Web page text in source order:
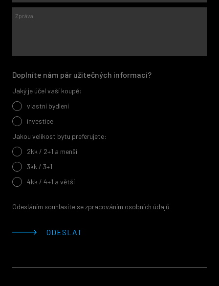
Doplníte nám pár užitečných informací?
Jaký je účel vaší koupě:
vlastní bydlení
investice
Jakou velikost bytu preferujete:
2kk / 2+1 a menší
3kk / 3+1
4kk / 4+1 a větší
Odesláním souhlasíte sezpracováním osobních údajů
ODESLAT